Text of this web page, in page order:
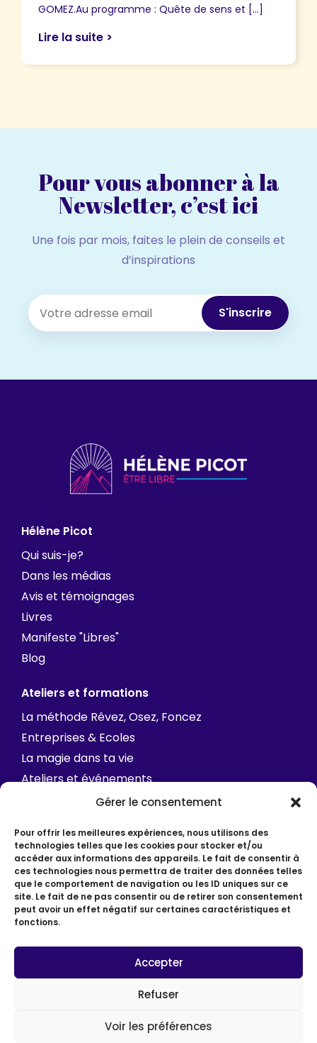
Gérer le consentement
Pour offrir les meilleures expériences, nous utilisons des
technologies telles que les cookies pour stocker et/ou
accéder aux informations des appareils. Le fait de consentir à
ces technologies nous permettra de traiter des données telles
que le comportement de navigation ou les ID uniques sur ce
site. Le fait de ne pas consentir ou de retirer son consentement
peut avoir un effet négatif sur certaines caractéristiques et
fonctions.
Accepter
Refuser
Voir les préférences
GOMEZ.Au programme : Quête de sens et […]
Lire la suite >
Pour vous abonner à la
Newsletter, c’est ici
Une fois par mois, faites le plein de conseils et
d’inspirations
Hélène Picot
Qui suis-je?
Dans les médias
Avis et témoignages
Livres
Manifeste "Libres"
Blog
Ateliers et formations
La méthode Rêvez, Osez, Foncez
Entreprises & Ecoles
La magie dans ta vie
Ateliers et événements
© Depuis 2012 • Hélène Picot • Coach / Slasheuse
CGV